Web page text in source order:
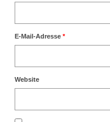
E-Mail-Adresse *
Website